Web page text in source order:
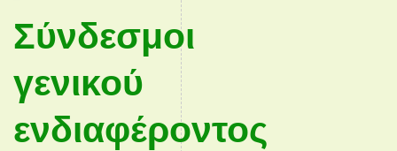
Σύνδεσμοι
γενικού
ενδιαφέροντος